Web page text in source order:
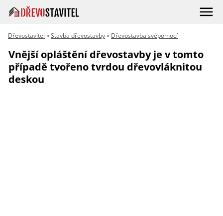
Dřevostavitel »Stavba dřevostavby» Dřevostavba svépomocí
Vnější opláštění dřevostavby je v tomto
případě tvořeno tvrdou dřevovláknitou
deskou